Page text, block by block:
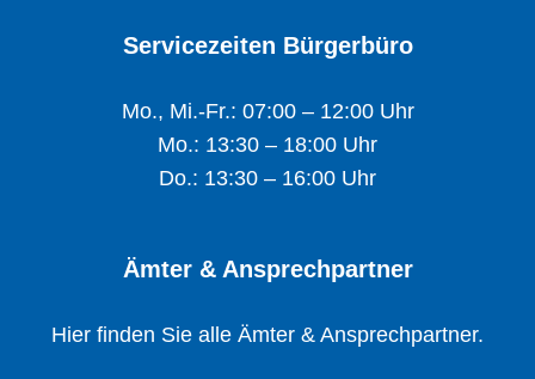
Servicezeiten Bürgerbüro
Mo., Mi.-Fr.: 07:00 – 12:00 Uhr
Mo.: 13:30 – 18:00 Uhr
Do.: 13:30 – 16:00 Uhr
Ämter & Ansprechpartner
Hier finden Sie alle Ämter & Ansprechpartner.